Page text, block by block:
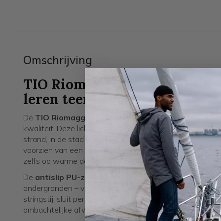
Omschrijving
TIO Riomaggiore Heren
leren teenslippers met
De TIO Riomaggiore slippers zijn de perfecte
kwaliteit. Deze lichtgewicht teenslippers zijn
strand, in de stad of tijdens je vakantie. Gemaakt van
voorzien van een
met de hand gestikt voetbed
,
zelfs op warme dagen met veel beweging.
De antislip PU-zool
is speciaal ontwikkeld om je
ondergronden – van natte rotspoelen tot zonnige
stringstijl sluit perfect aan bij een zomerse outfit met
ambachtelijke afwerking zorgt voor een luxe uitstraling.